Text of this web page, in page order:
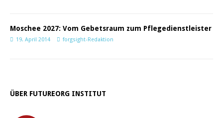
Moschee 2027: Vom Gebetsraum zum Pflegedienstleister
19. April 2014 forgsight-Redaktion
ÜBER FUTUREORG INSTITUT